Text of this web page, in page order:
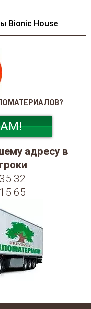
Bionic House
адресу в
32
65